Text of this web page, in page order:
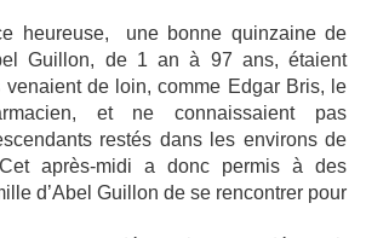
heureuse, une bonne quinzaine de
Guillon, de 1 an à 97 ans, étaient
venaient de loin, comme Edgar Bris, le
et ne connaissaient pas
restés dans les environs de
Cet après-midi a donc permis à des
d’Abel Guillon de se rencontrer pour